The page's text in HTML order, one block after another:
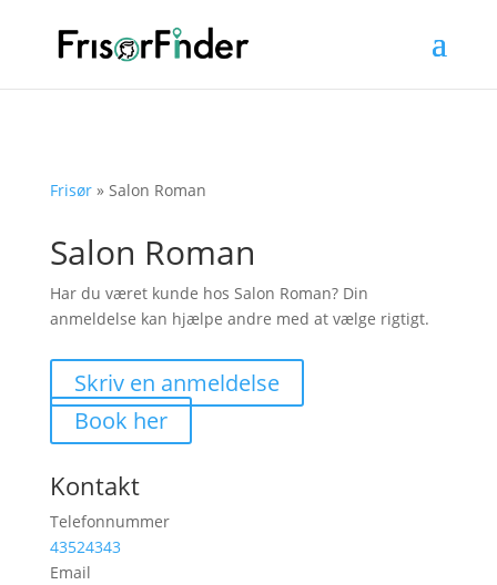
Frisør» Salon Roman
Salon Roman
Har du været kunde hos Salon Roman? Din
anmeldelse kan hjælpe andre med at vælge rigtigt.
Skriv en anmeldelse
Book her
Kontakt
Telefonnummer
43524343
Email